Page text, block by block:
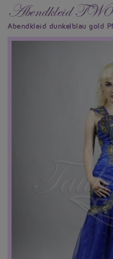
Abendkleid
Abendkleid dunkelblau gold